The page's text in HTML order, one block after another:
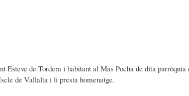
Esteve de Tordera i habitant al Mas Pocha de dita
de Vallalta i li presta homenatge.